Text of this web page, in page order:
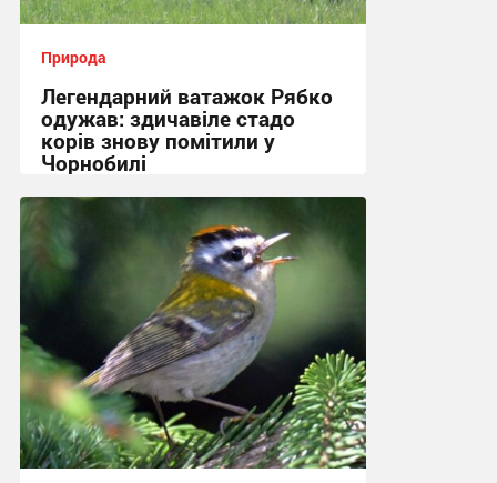
Природа
Легендарний ватажок Рябко
одужав: здичавіле стадо
корів знову помітили у
Чорнобилі
17:09, 28.06.2026